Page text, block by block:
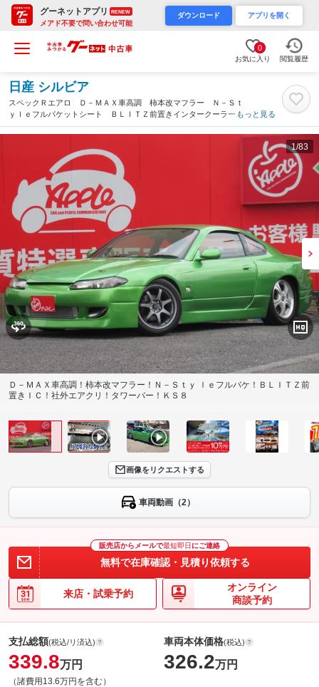
グーネットアプリ RENEW
メアド不要で問い合わせ可能
ダウンロード アプリを開く
0
お気に入り 閲覧履歴
日産 シルビア
スペックＲエアロ Ｄ－ＭＡＸ車高調 柿本改マフラー Ｎ－Ｓｔ
ｙｌｅフルバケットシート ＢＬＩＴＺ前置きインタークーラー
社外エアクリーナー タワーバー 社外１７ＡＷ 社外テールレン
ズ 社外ボンネット モモステアリング（茨城県）
もっと見る
1/83
Ｄ－ＭＡＸ車高調！柿本改マフラー！Ｎ－Ｓｔｙ ｌｅフルバケ！ＢＬＩＴＺ前
置きＩＣ！社外エアクリ！タワーバー！ＫＳ８
画像をリクエストする
車両動画（2）
販売店からメールで最短即日 にご連絡
無料で在庫確認・見積り依頼する
来店・試乗予約
オンライン
商談予約
支払総額(税込/リ済込)
339.8万円
（諸費用13.6万円を含む）
車両本体価格(税込)
326.2万円